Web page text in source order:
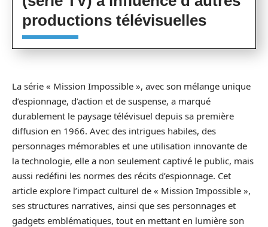
productions télévisuelles
La série « Mission Impossible », avec son mélange unique
d’espionnage, d’action et de suspense, a marqué
durablement le paysage télévisuel depuis sa première
diffusion en 1966. Avec des intrigues habiles, des
personnages mémorables et une utilisation innovante de
la technologie, elle a non seulement captivé le public, mais
aussi redéfini les normes des récits d’espionnage. Cet
article explore l’impact culturel de « Mission Impossible »,
ses structures narratives, ainsi que ses personnages et
gadgets emblématiques, tout en mettant en lumière son